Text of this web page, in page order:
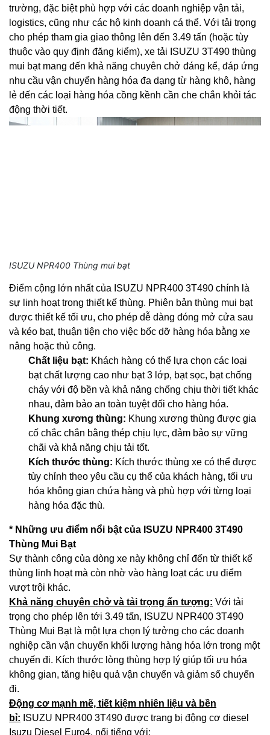
trường, đặc biệt phù hợp với các doanh nghiệp vận tải,
logistics, cũng như các hộ kinh doanh cá thể. Với tải trọng
cho phép tham gia giao thông lên đến 3.49 tấn (hoặc tùy
thuộc vào quy định đăng kiểm), xe tải ISUZU 3T490 thùng
mui bạt mang đến khả năng chuyên chở đáng kể, đáp ứng
nhu cầu vận chuyển hàng hóa đa dạng từ hàng khô, hàng
lẻ đến các loại hàng hóa cồng kềnh cần che chắn khỏi tác
động thời tiết.
ISUZU NPR400 Thùng mui bạt
Điểm cộng lớn nhất của ISUZU NPR400 3T490 chính là
sự linh hoạt trong thiết kế thùng. Phiên bản thùng mui bạt
được thiết kế tối ưu, cho phép dễ dàng đóng mở cửa sau
và kéo bạt, thuận tiện cho việc bốc dỡ hàng hóa bằng xe
nâng hoặc thủ công.
Chất liệu bạt: Khách hàng có thể lựa chọn các loại
bạt chất lượng cao như bạt 3 lớp, bạt sọc, bạt chống
cháy với độ bền và khả năng chống chịu thời tiết khác
nhau, đảm bảo an toàn tuyệt đối cho hàng hóa.
Khung xương thùng: Khung xương thùng được gia
cố chắc chắn bằng thép chịu lực, đảm bảo sự vững
chãi và khả năng chịu tải tốt.
Kích thước thùng: Kích thước thùng xe có thể được
tùy chỉnh theo yêu cầu cụ thể của khách hàng, tối ưu
hóa không gian chứa hàng và phù hợp với từng loại
hàng hóa đặc thù.
* Những ưu điểm nổi bật của ISUZU NPR400 3T490
Thùng Mui Bạt
Sự thành công của dòng xe này không chỉ đến từ thiết kế
thùng linh hoạt mà còn nhờ vào hàng loạt các ưu điểm
vượt trội khác.
Khả năng chuyên chở và tải trọng ấn tượng: Với tải
trọng cho phép lên tới 3.49 tấn, ISUZU NPR400 3T490
Thùng Mui Bạt là một lựa chọn lý tưởng cho các doanh
nghiệp cần vận chuyển khối lượng hàng hóa lớn trong một
chuyến đi. Kích thước lòng thùng hợp lý giúp tối ưu hóa
không gian, tăng hiệu quả vận chuyển và giảm số chuyến
đi.
Động cơ mạnh mẽ, tiết kiệm nhiên liệu và bền
bỉ: ISUZU NPR400 3T490 được trang bị động cơ diesel
Isuzu Diesel Euro4, nổi tiếng với: